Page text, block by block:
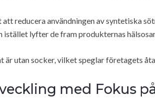
reducera användningen av syntetiska
istället lyfter de fram produkternas
är utan socker, vilket speglar företagets
med Fokus